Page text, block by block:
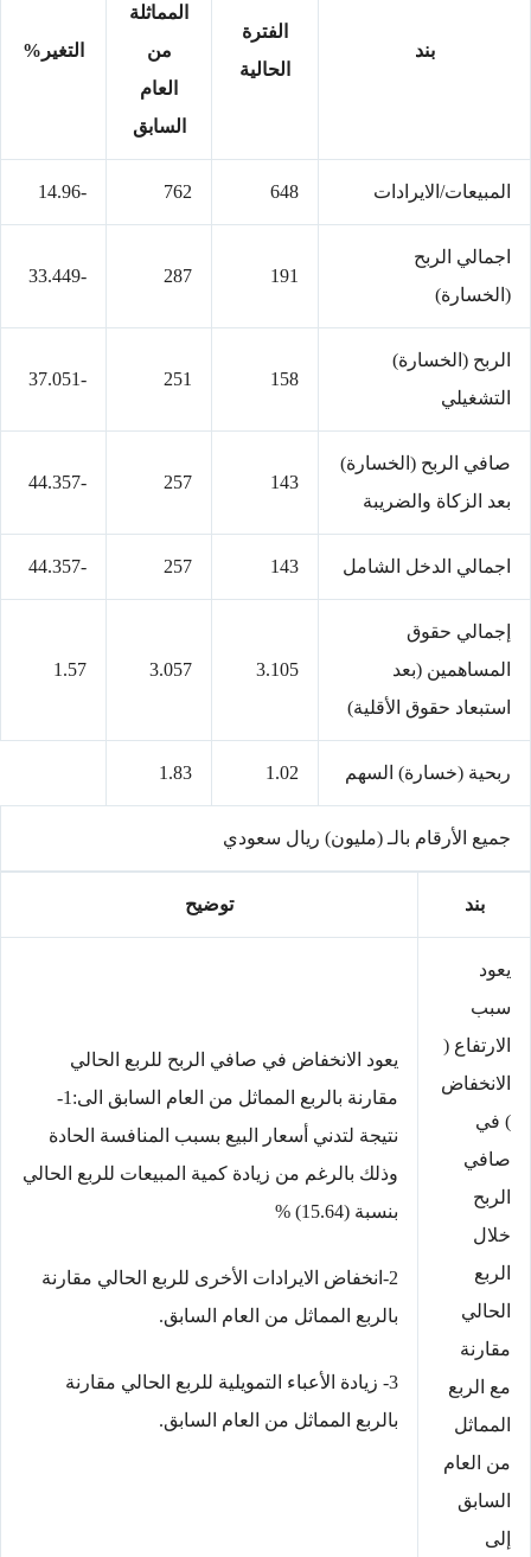
بند
الفترة
الحالية
المماثلة
من
العام
السابق
التغير%
المبيعات/الايرادات 648
762
-14.96
اجمالي الربح
(الخسارة)
191
287
-33.449
الربح (الخسارة)
التشغيلي
158
251
-37.051
صافي الربح (الخسارة)
بعد الزكاة والضريبة
143
257
-44.357
اجمالي الدخل الشامل 143
257
-44.357
إجمالي حقوق
المساهمين (بعد
استبعاد حقوق الأقلية)
3.105
3.057
1.57
ربحية (خسارة) السهم 1.02
1.83
جميع الأرقام بالـ (مليون) ريال سعودي
بند توضيح
يعود
سبب
الارتفاع (
الانخفاض
) في
صافي
الربح
خلال
الربع
الحالي
مقارنة
مع الربع
المماثل
من العام
السابق
إلى
يعود الانخفاض في صافي الربح للربع الحالي
مقارنة بالربع المماثل من العام السابق الى:1-
نتيجة لتدني أسعار البيع بسبب المنافسة الحادة
وذلك بالرغم من زيادة كمية المبيعات للربع الحالي
بنسبة (15.64) %
2-انخفاض الايرادات الأخرى للربع الحالي مقارنة
بالربع المماثل من العام السابق.
3- زيادة الأعباء التمويلية للربع الحالي مقارنة
بالربع المماثل من العام السابق.